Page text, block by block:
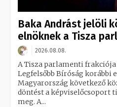
Baka Andrást jelöli
elnöknek a Tisza
2026.08.08.
A Tisza parlamenti frakciója
Legfelsőbb Bíróság korábbi
Magyarország következő
döntést a képviselőcsoport
meg. A...